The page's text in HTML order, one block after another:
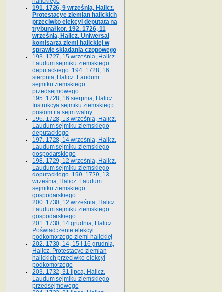
191. 1726, 9 września, Halicz.
Protestacye ziemian halickich
przeciwko elekcyi deputata na
trybunał kor. 192. 1726, 11
września, Halicz. Uniwersał
komisarza ziemi halickiej w
sprawie składania czopowego
193. 1727, 15 września, Halicz.
Laudum sejmiku ziemskiego
deputackiego. 194. 1728, 16
sierpnia, Halicz. Laudum
sejmiku ziemskiego
przedsejmowego
195. 1728, 16 sierpnia, Halicz.
Instrukcya sejmiku ziemskiego
posłom na sejm walny
196. 1728, 13 września, Halicz.
Laudum sejmiku ziemskiego
deputackiego
197. 1728, 14 września, Halicz.
Laudum sejmiku ziemskiego
gospodarskiego
198. 1729, 12 września, Halicz.
Laudum sejmiku ziemskiego
deputackiego. 199. 1729, 13
września, Halicz. Laudum
sejmiku ziemskiego
gospodarskiego
200. 1730, 12 września, Halicz.
Laudum sejmiku ziemskiego
gospodarskiego
201. 1730, 14 grudnia, Halicz.
Poświadczenie elekcyi
podkomorzego ziemi halickiej
202. 1730, 14, 15 i 16 grudnia,
Halicz. Protestacye ziemian
halickich przeciwko elekcyi
podkomorzego
203. 1732, 31 lipca, Halicz.
Laudum sejmiku ziemskiego
przedsejmowego